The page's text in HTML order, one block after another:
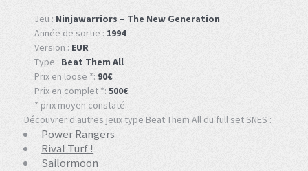
Jeu : Ninjawarriors – The New Generation
Année de sortie : 1994
Version : EUR
Type : Beat Them All
Prix en loose *: 90€
Prix en complet *: 500€
* prix moyen constaté.
Découvrer d'autres jeux type Beat Them All du full set SNES :
Power Rangers
Rival Turf !
Sailormoon